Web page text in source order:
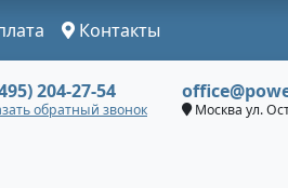
Контакты
204-27-54
обратный звонок Москва ул.